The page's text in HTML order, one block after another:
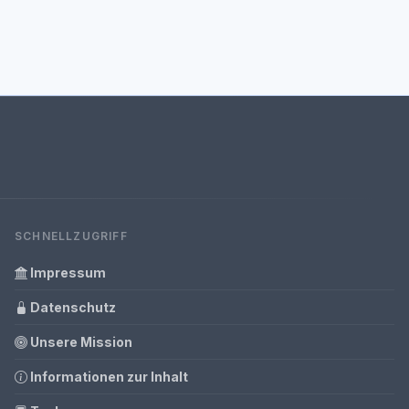
SCHNELLZUGRIFF
Impressum
Datenschutz
Unsere Mission
Informationen zur Inhalt